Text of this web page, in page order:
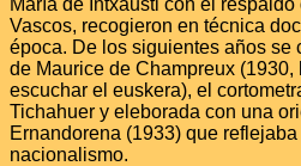
María de Intxausti con el
Vascos, recogieron en técnica
época. De los siguientes años
de Maurice de Champreux
escuchar el euskera), el
Tichahuer y eleborada con una
Ernandorena (1933) que
nacionalismo.